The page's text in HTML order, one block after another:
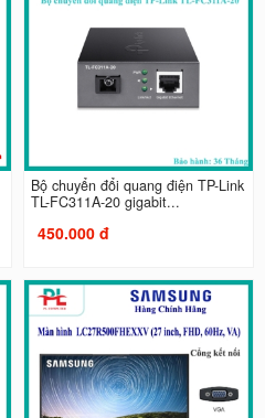
Bộ chuyển đổi quang điện TP-Link
TL-FC311A-20 gigabit...
450.000 đ